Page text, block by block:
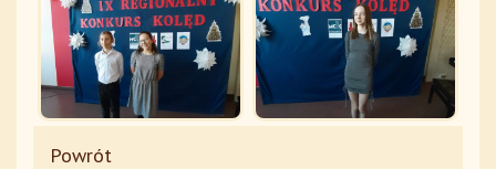
Powrót